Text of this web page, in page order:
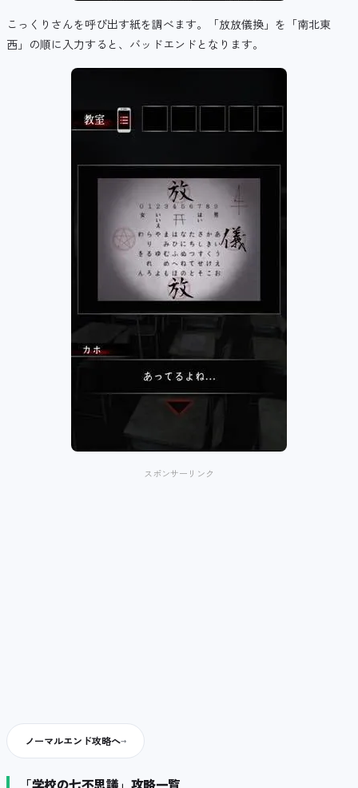
こっくりさんを呼び出す紙を調べます。「放放儀換」を「南北東
西」の順に入力すると、バッドエンドとなります。
スポンサーリンク
ノーマルエンド攻略へ
「学校の七不思議」攻略一覧